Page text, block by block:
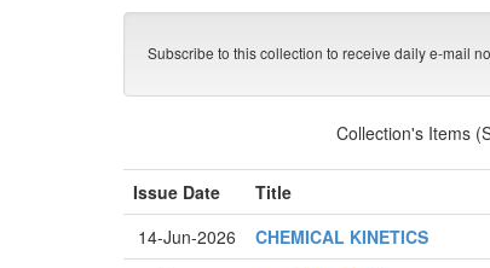
Subscribe to this collection to receive daily e-mail
Collection's Items
Issue Date
Title
14-Jun-2026
CHEMICAL KINETICS